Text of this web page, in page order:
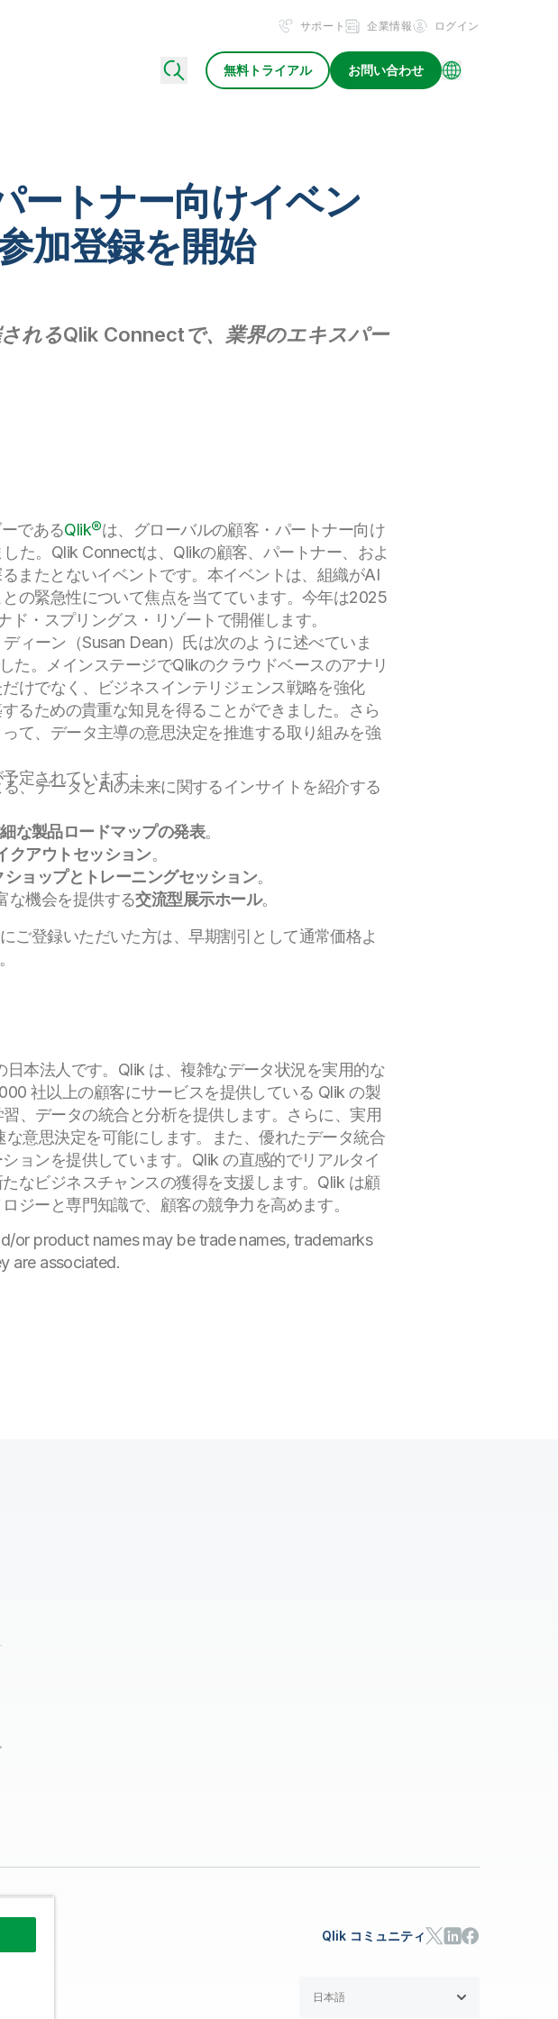
サポート 企業情報 ログイン
無料トライアル お問い合わせ
ートナー向けイベン
加登録を開始
れるQlik Connectで、業界のエキスパー
であるQlik®は、グローバルの顧客・パートナー向け
た。Qlik Connectは、Qlikの顧客、パートナー、およ
またとないイベントです。本イベントは、組織がAI
の緊急性について焦点を当てています。今年は2025
・スプリングス・リゾートで開催します。
ィーン（Susan Dean）氏は次のように述べていま
た。メインステージでQlikのクラウドベースのアナリ
けでなく、ビジネスインテリジェンス戦略を強化
るための貴重な知見を得ることができました。さら
て、データ主導の意思決定を推進する取り組みを強
定されています：
、データとAIの未来に関するインサイトを紹介する
な製品ロードマップの発表。
クアウトセッション。
ョップとトレーニングセッション。
な機会を提供する交流型展示ホール。
ご登録いただいた方は、早期割引として通常価格よ
本法人です。Qlik は、複雑なデータ状況を実用的な
社以上の顧客にサービスを提供している Qlik の製
、データの統合と分析を提供します。さらに、実用
意思決定を可能にします。また、優れたデータ統合
ョンを提供しています。Qlik の直感的でリアルタイ
なビジネスチャンスの獲得を支援します。Qlik は顧
ジーと専門知識で、顧客の競争力を高めます。
or product names may be trade names, trademarks
are associated.
Qlik コミュニティ
日本語